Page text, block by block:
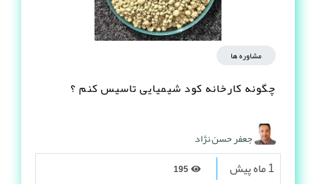
مشاوره ها
چگونه کارخانه کود شیمیایی تاسیس کنم ؟
جعفر حسن نژاد
1 ماه پیش